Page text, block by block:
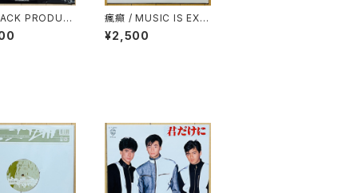
PRODUC
SEVEN SEAS
瘋癲 / MUSIC IS EXP
RESSION EP
¥2,500